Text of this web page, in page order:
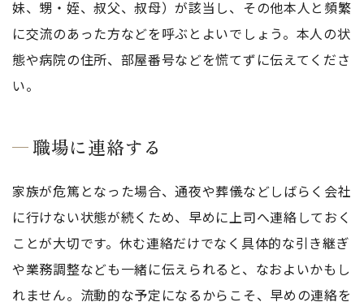
妹、甥・姪、叔父、叔母）が該当し、その他本人と頻繁
に交流のあった方などを呼ぶとよいでしょう。本人の状
態や病院の住所、部屋番号などを慌てずに伝えてくださ
い。
職場に連絡する
家族が危篤となった場合、通夜や葬儀などしばらく会社
に行けない状態が続くため、早めに上司へ連絡しておく
ことが大切です。休む連絡だけでなく具体的な引き継ぎ
や業務調整なども一緒に伝えられると、なおよいかもし
れません。流動的な予定になるからこそ、早めの連絡を